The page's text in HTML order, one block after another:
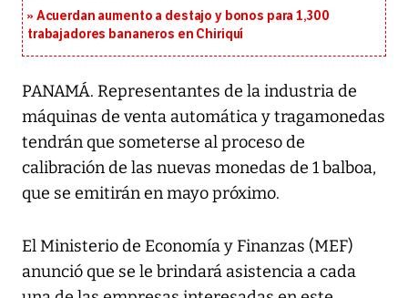
Acuerdan aumento a destajo y bonos para 1,300
trabajadores bananeros en Chiriquí
PANAMÁ. Representantes de la industria de
máquinas de venta automática y tragamonedas
tendrán que someterse al proceso de
calibración de las nuevas monedas de 1 balboa,
que se emitirán en mayo próximo.
El Ministerio de Economía y Finanzas (MEF)
anunció que se le brindará asistencia a cada